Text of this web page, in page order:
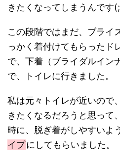
きたくなってしまうんです
この段階ではまだ、ブライ
っかく着付けてもらったド
で、下着（ブライダルイン
で、トイレに行きました。
私は元々トイレが近いので
きたくなるだろうと思って
時に、脱ぎ着がしやすいよ
イプにしてもらいました。